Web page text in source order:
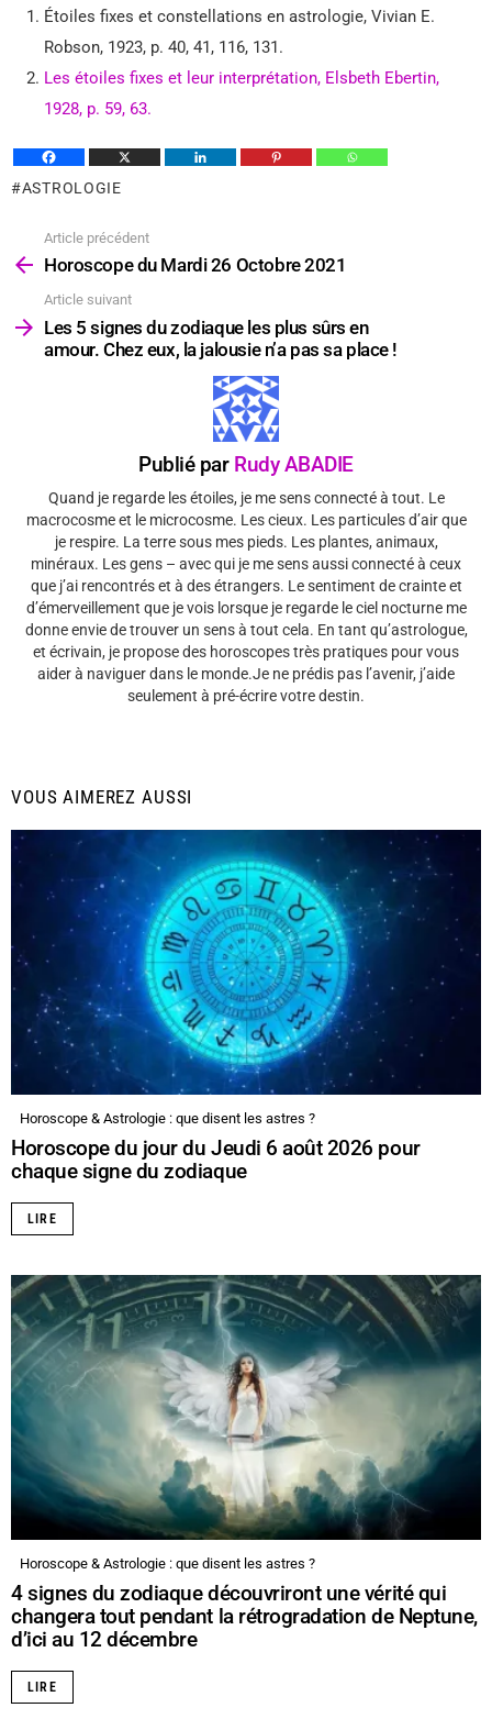
Étoiles fixes et constellations en astrologie, Vivian E.
Robson, 1923, p. 40, 41, 116, 131.
Les étoiles fixes et leur interprétation, Elsbeth Ebertin,
1928, p. 59, 63.
ASTROLOGIE
plus
Article précédent
Horoscope du Mardi 26 Octobre 2021
Article suivant
Les 5 signes du zodiaque les plus sûrs en
amour. Chez eux, la jalousie n’a pas sa place !
Publié par Rudy ABADIE
Quand je regarde les étoiles, je me sens connecté à tout. Le
macrocosme et le microcosme. Les cieux. Les particules d’air que
je respire. La terre sous mes pieds. Les plantes, animaux,
minéraux. Les gens – avec qui je me sens aussi connecté à ceux
que j’ai rencontrés et à des étrangers. Le sentiment de crainte et
d’émerveillement que je vois lorsque je regarde le ciel nocturne me
donne envie de trouver un sens à tout cela. En tant qu’astrologue,
et écrivain, je propose des horoscopes très pratiques pour vous
aider à naviguer dans le monde.Je ne prédis pas l’avenir, j’aide
seulement à pré-écrire votre destin.
VOUS AIMEREZ AUSSI
Horoscope & Astrologie : que disent les astres ?
Horoscope du jour du Jeudi 6 août 2026 pour
chaque signe du zodiaque
LIRE
Horoscope & Astrologie : que disent les astres ?
4 signes du zodiaque découvriront une vérité qui
changera tout pendant la rétrogradation de Neptune,
d’ici au 12 décembre
LIRE